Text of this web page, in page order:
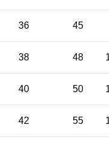
45
36
48
38
50
40
55
42